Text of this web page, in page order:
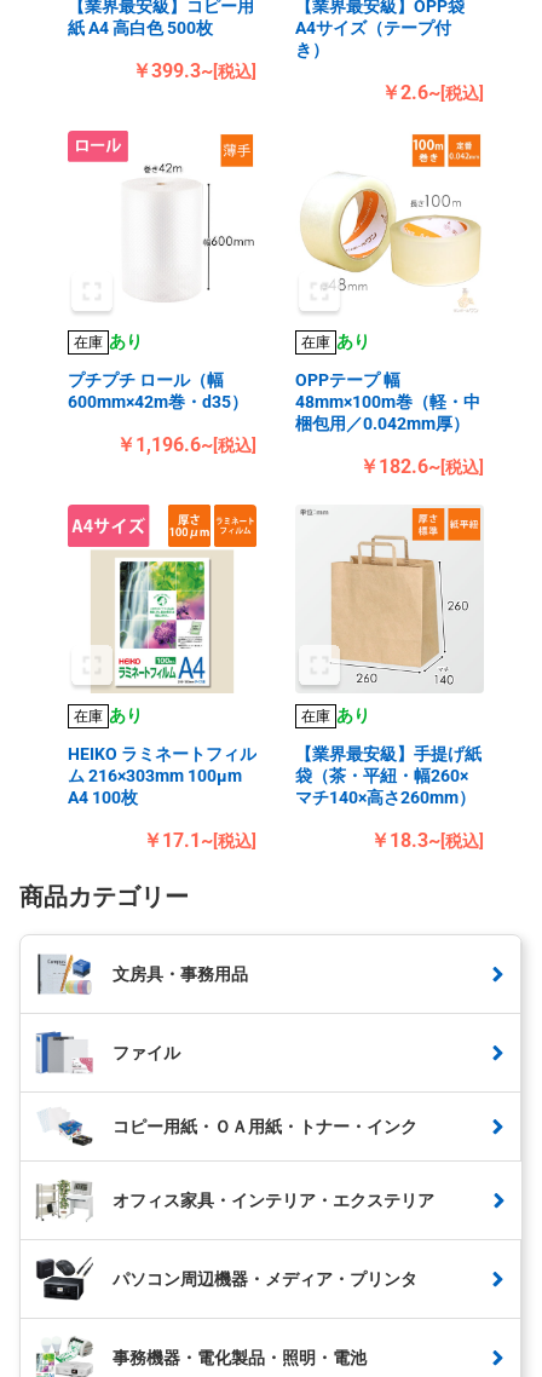
【業界最安級】コピー用
紙 A4 高白色 500枚
￥399.3~[税込]
【業界最安級】OPP袋
A4サイズ（テープ付
き）
￥2.6~[税込]
在庫 あり
プチプチ ロール（幅
600mm×42m巻・d35）
￥1,196.6~[税込]
在庫 あり
OPPテープ 幅
48mm×100m巻（軽・中
梱包用／0.042mm厚）
￥182.6~[税込]
在庫 あり
HEIKO ラミネートフィル
ム 216×303mm 100μm
A4 100枚
￥17.1~[税込]
在庫 あり
【業界最安級】手提げ紙
袋（茶・平紐・幅260×
マチ140×高さ260mm）
￥18.3~[税込]
商品カテゴリー
文房具・事務用品
ファイル
コピー用紙・ＯＡ用紙・トナー・インク
オフィス家具・インテリア・エクステリア
パソコン周辺機器・メディア・プリンタ
事務機器・電化製品・照明・電池